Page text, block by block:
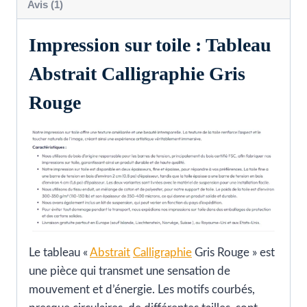
Avis (1)
Impression sur toile : Tableau
Abstrait Calligraphie Gris
Rouge
Le tableau « Abstrait Calligraphie Gris Rouge » est
une pièce qui transmet une sensation de
mouvement et d’énergie. Les motifs courbés,